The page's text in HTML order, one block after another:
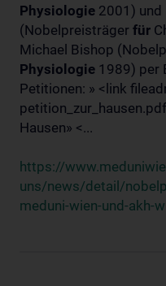
Physiologie 2001) und
(Nobelpreisträger für
Michael Bishop
Physiologie 1989) per
Petitionen: » <link
Hausen» <...
https://
uns/news/detail/
meduni-wien-und-akh-